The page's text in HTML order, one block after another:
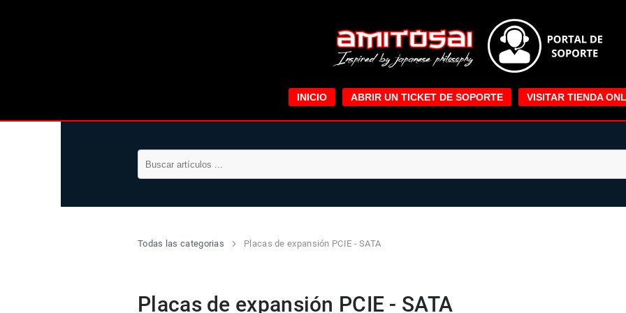
INICIO ABRIR UN TICKET DE SOPORTE VISITAR TIENDA
Todas las categorias Placas de expansión PCIE - SATA
Placas de expansión PCIE - SATA